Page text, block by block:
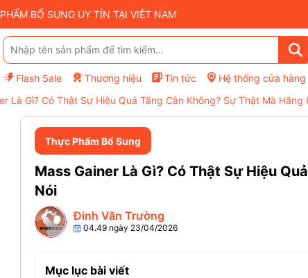
BỔ SUNG UY TÍN TẠI VIỆT NAM
Flash Sale Thương hiệu Tin tức Hệ thống cửa hàng
Là Gì? Có Thật Sự Hiệu Quả Tăng Cân Không? Sự Thật Mà Hãng
Thực Phẩm Bổ Sung
Mass Gainer Là Gì? Có Thật Sự Hiệu
Nói
Đinh Văn Trường
04.49 ngày 23/04/2026
Mục lục bài viết